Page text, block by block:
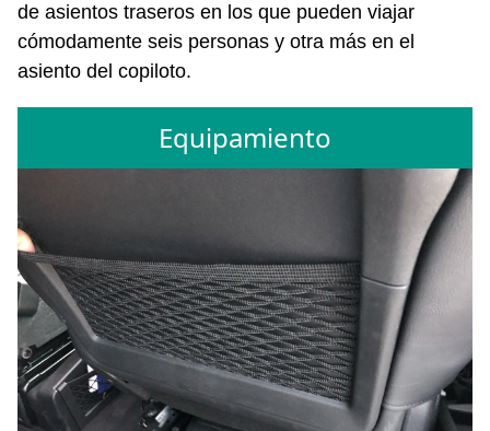
de asientos traseros en los que pueden viajar
cómodamente seis personas y otra más en el
asiento del copiloto.
Equipamiento